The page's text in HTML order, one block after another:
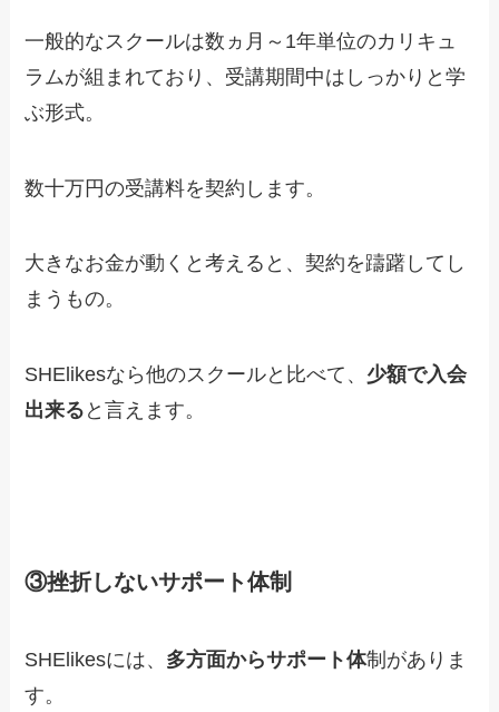
一般的なスクールは数ヵ月～1年単位のカリキュ
ラムが組まれており、受講期間中はしっかりと学
ぶ形式。
数十万円の受講料を契約します。
大きなお金が動くと考えると、契約を躊躇してし
まうもの。
SHElikesなら他のスクールと比べて、 少額で入会
出来る と言えます。
③挫折しないサポート体制
SHElikesには、 多方面からサポート体制 がありま
す。